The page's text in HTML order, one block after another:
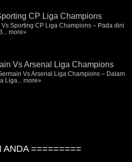
CP Liga Champions
Sporting CP Liga Champions – Pada dini
more»
Vs Arsenal Liga Champions
Vs Arsenal Liga Champions – Dalam
Liga... more»
=========